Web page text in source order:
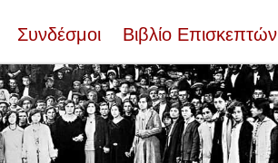
Συνδέσμοι Βιβλίο Επισκεπτών